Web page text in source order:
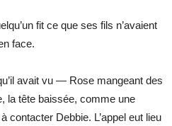
fit ce que ses fils n’avaient
face.
avait vu — Rose mangeant des
la tête baissée, comme une
contacter Debbie. L’appel eut lieu